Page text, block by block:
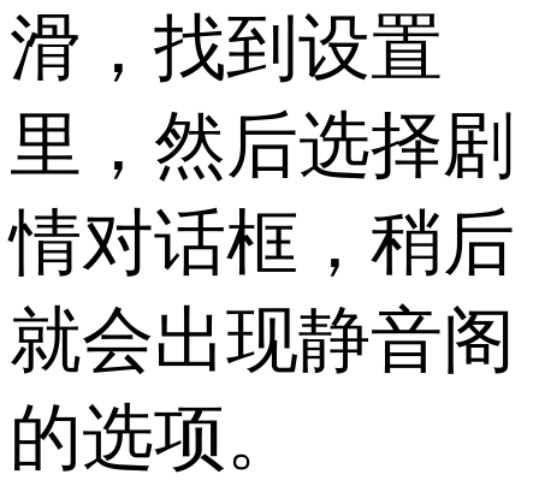
滑，找到设置
里，然后选择剧
情对话框，稍后
就会出现静音阁
的选项。